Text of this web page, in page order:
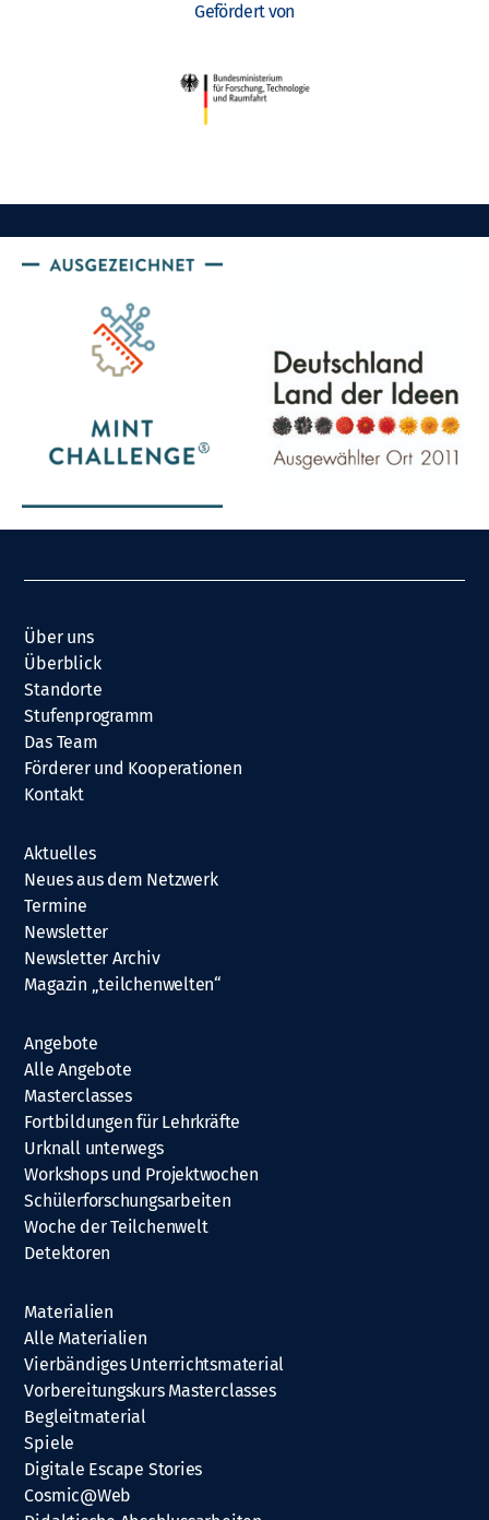
Gefördert von
Über uns
Überblick
Standorte
Stufenprogramm
Das Team
Förderer und Kooperationen
Kontakt
Aktuelles
Neues aus dem Netzwerk
Termine
Newsletter
Newsletter Archiv
Magazin „teilchenwelten“
Angebote
Alle Angebote
Masterclasses
Fortbildungen für Lehrkräfte
Urknall unterwegs
Workshops und Projektwochen
Schülerforschungsarbeiten
Woche der Teilchenwelt
Detektoren
Materialien
Alle Materialien
Vierbändiges Unterrichtsmaterial
Vorbereitungskurs Masterclasses
Begleitmaterial
Spiele
Digitale Escape Stories
Cosmic@Web